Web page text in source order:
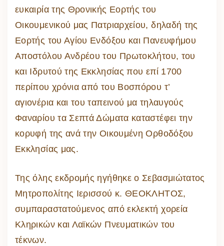
ευκαιρία της Θρονικής Εορτής του
Οικουμενικού μας Πατριαρχείου, δηλαδή της
Εορτής του Αγίου Ενδόξου και Πανευφήμου
Αποστόλου Ανδρέου του Πρωτοκλήτου, του
και Ιδρυτού της Εκκλησίας που επί 1700
περίπου χρόνια από του Βοσπόρου τ’
αγιονέρια και του ταπεινού μα τηλαυγούς
Φαναρίου τα Σεπτά Δώματα καταστέφει την
κορυφή της ανά την Οικουμένη Ορθοδόξου
Εκκλησίας μας.
Της όλης εκδρομής ηγήθηκε ο Σεβασμιώτατος
Μητροπολίτης Ιερισσού κ. ΘΕΟΚΛΗΤΟΣ,
συμπαραστατούμενος από εκλεκτή χορεία
Κληρικών και Λαϊκών Πνευματικών του
τέκνων.